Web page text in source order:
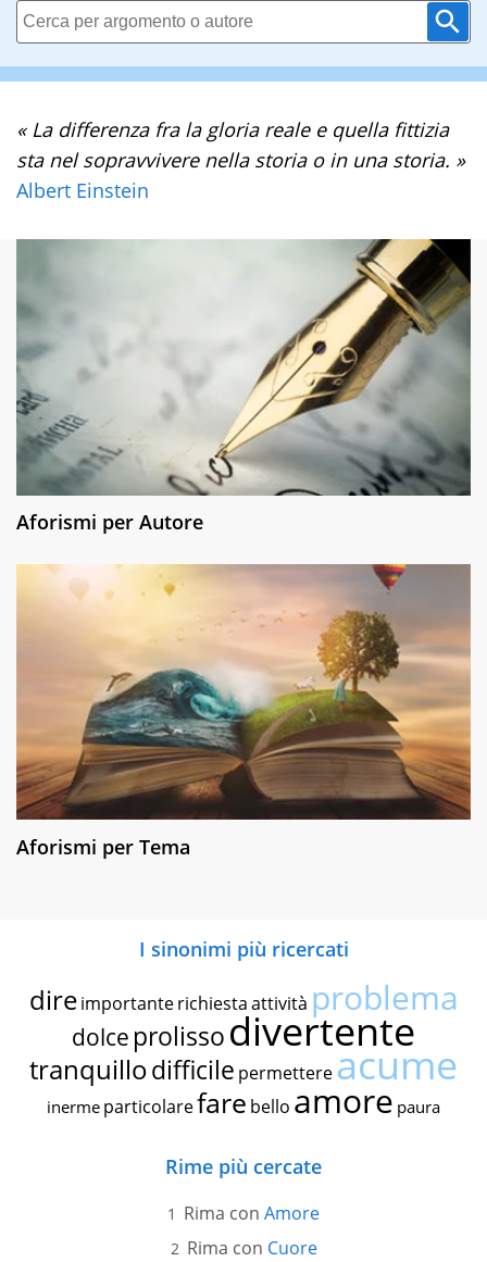
« La differenza fra la gloria reale e quella fittizia
sta nel sopravvivere nella storia o in una storia. »
Albert Einstein
Aforismi per Autore
Aforismi per Tema
I sinonimi più ricercati
dire importante richiestaattività problema
dolce prolissodivertente
tranquillodifficile permettereacume
inerme particolarefare bello amore paura
Rime più cercate
Rima con Amore
Rima con Cuore